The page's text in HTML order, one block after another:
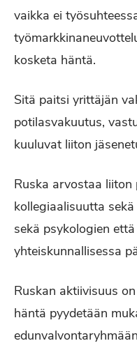
vaikka ei
kosketa häntä.
Sitä paitsi yrittäjän
potilasvakuutus,
kuuluvat liiton
Ruska arvostaa liiton
kollegiaalisuutta
sekä psykologien
yhteiskunnallisessa
Ruskan aktiivisuus
häntä pyydetään